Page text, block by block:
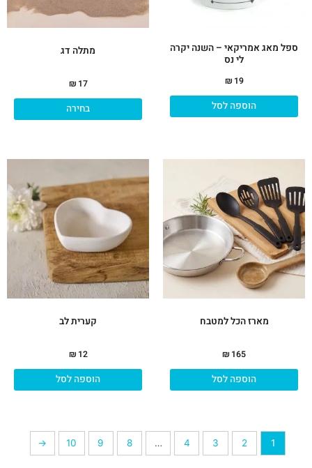
ספל מאג אמריקאי – השנה יקרה
לי נס
₪ 19
הוספה לסל
מתלה דג
₪ 17
בחירה
מארז הכל למטבח
₪ 165
הוספה לסל
קערית לב
₪ 12
הוספה לסל
1
2
3
4
…
8
9
10
←